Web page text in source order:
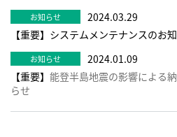
2024.03.29
【重要】システムメンテナンスのお
2024.01.09
【重要】 能登半島地震の影響による
らせ